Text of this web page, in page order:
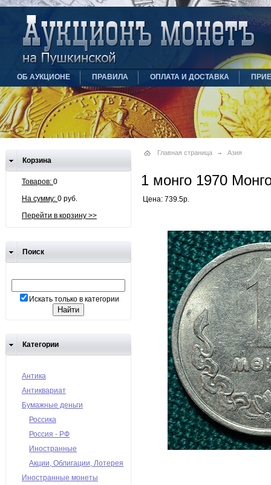
ОБ АУКЦИОНЕ ПРАВИЛА ОПЛАТА И ДОСТАВКА
Корзина
Товаров: 0
На сумму: 0 руб.
Перейти в корзину >>
Поиск
Искать только в категории
Категории
Антика
Антиквариат
Бумажные деньги
Россика
Россия - РФ
Иностранные
Акции, Облигации, Лотерея
Иностранные монеты
Главная страница Азия
1 монго 1970
Цена: 739.5р.